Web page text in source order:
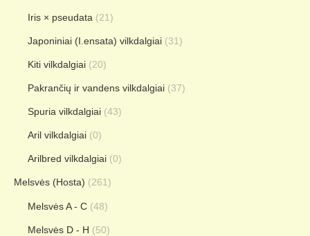
Iris × pseudata (21)
Japoniniai (I.ensata) vilkdalgiai (31)
Kiti vilkdalgiai (20)
Pakrančių ir vandens vilkdalgiai (37)
Spuria vilkdalgiai (43)
Aril vilkdalgiai (0)
Arilbred vilkdalgiai (0)
Melsvės (Hosta) (261)
Melsvės A - C (48)
Melsvės D - H (50)